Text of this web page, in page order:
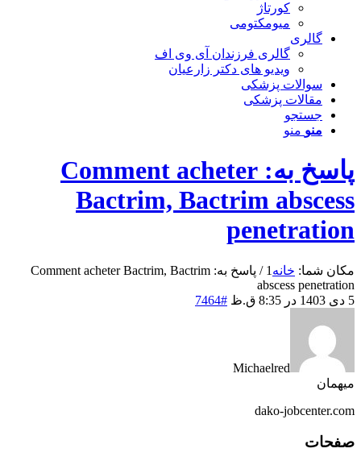
کورتاژ
میومکتومی
گالری
گالری فرزندان آی وی اف
ویدیو های دکتر زارعیان
سوالات پزشکی
مقالات پزشکی
جستجو
منو منو
پاسخ به: Comment acheter
Bactrim, Bactrim abscess
penetration
مکان شما: خانه 1
/
پاسخ به: Comment acheter Bactrim, Bactrim
abscess penetration
5 دی 1403 در 8:35 ق.ظ
#7464
Michaelred
میهمان
dako-jobcenter.com
صفحات